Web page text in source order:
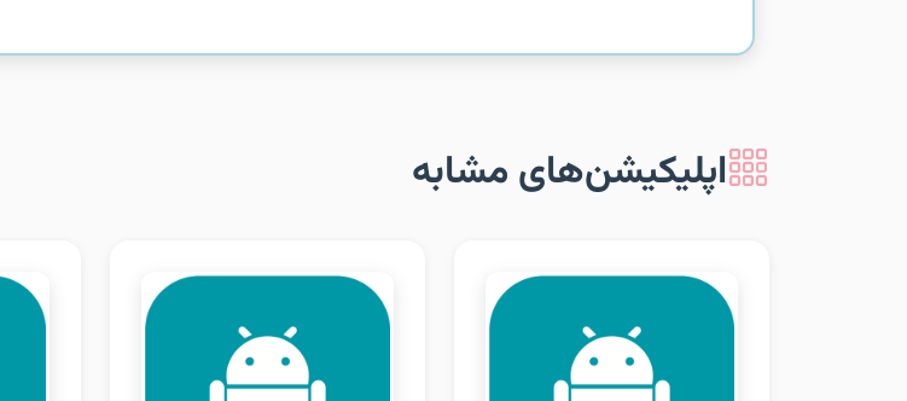
اپلیکیشن‌های مشابه